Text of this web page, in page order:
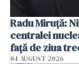
Radu Miruţă:
centralei
faţă de ziua
04 AUGUST 2026